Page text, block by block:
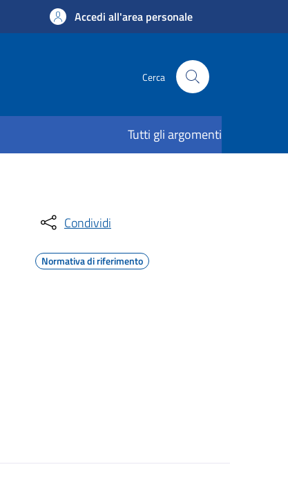
Accedi all'area personale
Cerca
Tutti gli argomenti
Condividi
Normativa di riferimento